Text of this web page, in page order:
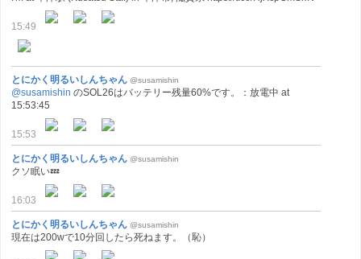
15:49
とにかく明るいしんちゃん @susamishin
@susamishin のSOL26はバッテリー残量60%です。：放電中 at
15:53:45
15:53
とにかく明るいしんちゃん @susamishin
クソ眠い💤
16:03
とにかく明るいしんちゃん @susamishin
現在は200wで10分回したら死ねます。（恥）